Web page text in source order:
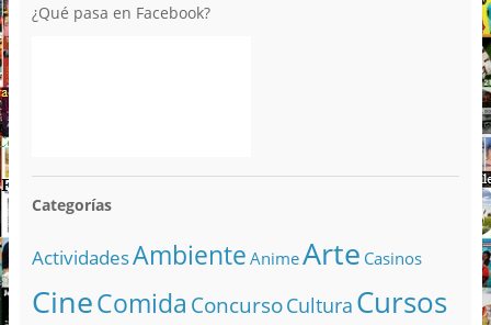
¿Qué pasa en Facebook?
Categorías
ActividadesAmbiente AnimeArte Casinos
CineComida ConcursoCultura Cursos